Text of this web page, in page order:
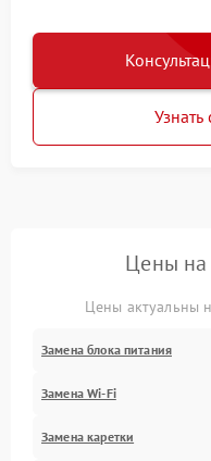
Узнать
Цены на
Цены актуальны
Замена блока питания
Замена Wi-Fi
Замена каретки